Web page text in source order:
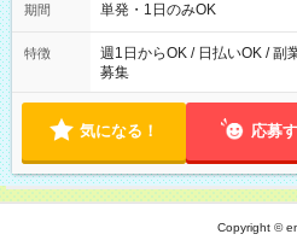
期間 単発・1日のみOK
特徴
週1日からOK / 日払いOK / 副
募集
気になる！ 応募
Copyright ©